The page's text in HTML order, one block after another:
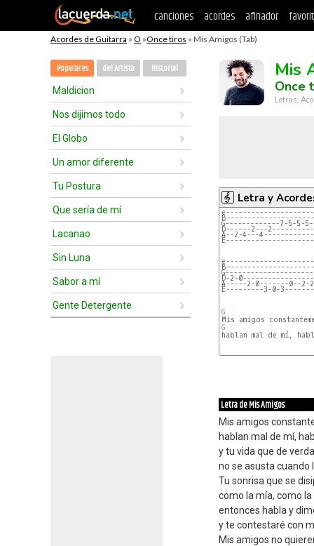
canciones acordes afinador
Acordes de Guitarra » O »Once tiros » Mis Amigos (Tab)
Populares del Artista Historial
Maldicion
Nos dijimos todo
El Globo
Un amor diferente
Tu Postura
Que sería de mí
Lacanao
Sin Luna
Sabor a mí
Gente Detergente
Mis
Once
Letras,
Letra y
G-------------7-5-5-
D------2---
A--2-4---
D-2-
A-----2-0-------0--2-
E---------3-0-
G
G
Letra de Mis Amigos
Mis amigos
hablan mal de mí,
y tu vida que de
no se asusta cuando
Tu sonrisa que se
como la mía, como
entonces habla y
y te contestaré con
Mis amigos no